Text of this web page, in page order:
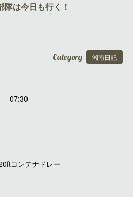
隊は今日も行く！
Category 湘南日記
07:30
コンテナドレー